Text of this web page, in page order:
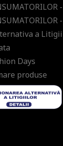
-
-
a
Days
produse